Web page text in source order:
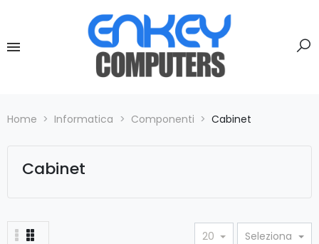
Home Informatica Componenti Cabinet
Cabinet
20 Seleziona